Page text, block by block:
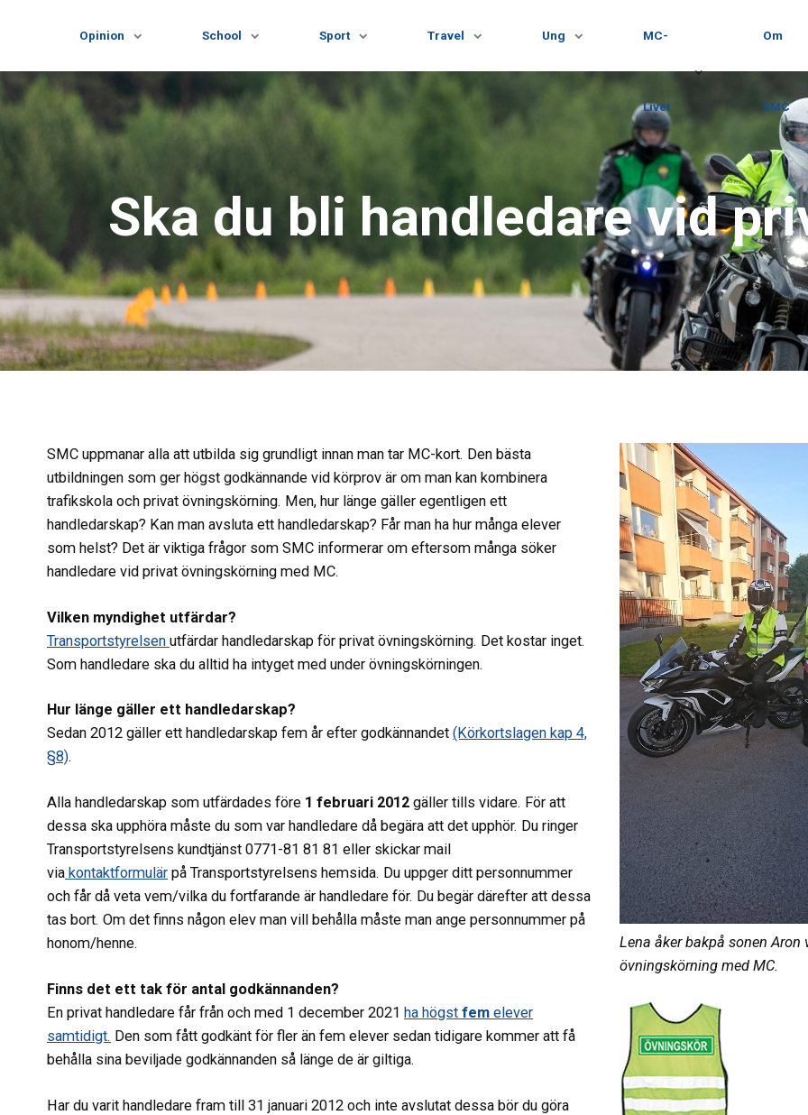
Opinion School Sport Travel Ung MC-
Livet
Om
SMC
Ska du bli handledare vid
SMC uppmanar alla att utbilda sig grundligt innan man tar MC-kort. Den bästa
utbildningen som ger högst godkännande vid körprov är om man kan kombinera
trafikskola och privat övningskörning. Men, hur länge gäller egentligen ett
handledarskap? Kan man avsluta ett handledarskap? Får man ha hur många elever
som helst? Det är viktiga frågor som SMC informerar om eftersom många söker
handledare vid privat övningskörning med MC.
Vilken myndighet utfärdar?
Transportstyrelsen utfärdar handledarskap för privat övningskörning. Det kostar inget.
Som handledare ska du alltid ha intyget med under övningskörningen.
Hur länge gäller ett handledarskap?
Sedan 2012 gäller ett handledarskap fem år efter godkännandet (Körkortslagen kap 4,
§8).
Alla handledarskap som utfärdades före 1 februari 2012 gäller tills vidare. För att
dessa ska upphöra måste du som var handledare då begära att det upphör. Du ringer
Transportstyrelsens kundtjänst 0771-81 81 81 eller skickar mail
via kontaktformulär på Transportstyrelsens hemsida. Du uppger ditt personnummer
och får då veta vem/vilka du fortfarande är handledare för. Du begär därefter att dessa
tas bort. Om det finns någon elev man vill behålla måste man ange personnummer på
honom/henne.
Finns det ett tak för antal godkännanden?
En privat handledare får från och med 1 december 2021 ha högst fem elever
samtidigt. Den som fått godkänt för fler än fem elever sedan tidigare kommer att få
behålla sina beviljade godkännanden så länge de är giltiga.
Har du varit handledare fram till 31 januari 2012 och inte avslutat dessa bör du göra
Lena åker bakpå sonen Aron
övningskörning med MC.